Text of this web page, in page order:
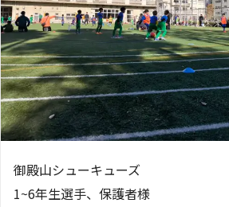
御殿山シューキューズ
1~6年生選手、保護者様